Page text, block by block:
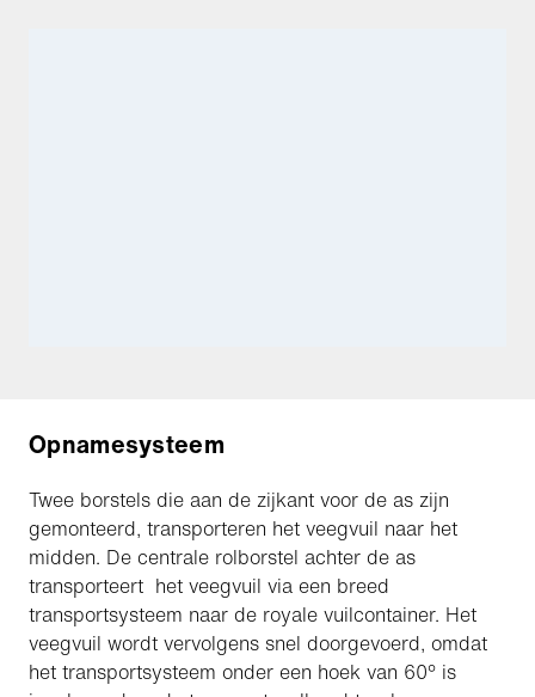
Opnamesysteem
Twee borstels die aan de zijkant voor de as zijn
gemonteerd, transporteren het veegvuil naar het
midden. De centrale rolborstel achter de as
transporteert het veegvuil via een breed
transportsysteem naar de royale vuilcontainer. Het
veegvuil wordt vervolgens snel doorgevoerd, omdat
het transportsysteem onder een hoek van 60° is